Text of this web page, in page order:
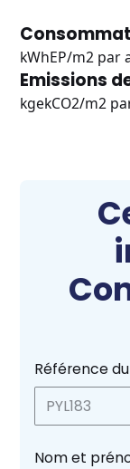
kWhEP/m2 par
Emissions
kgekCO2/m2
Référence
PYL183
Nom et